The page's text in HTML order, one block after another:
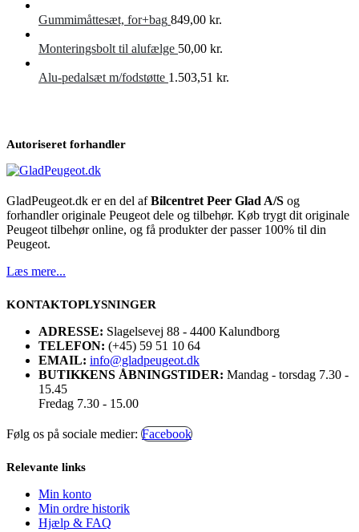
Gummimåttesæt, for+bag 849,00 kr.
Monteringsbolt til alufælge 50,00 kr.
Alu-pedalsæt m/fodstøtte 1.503,51 kr.
Autoriseret forhandler
GladPeugeot.dk er en del afBilcentret Peer Glad A/S og
forhandler originale Peugeot dele og tilbehør. Køb trygt dit originale
Peugeot tilbehør online, og få produkter der passer 100% til din
Peugeot.
Læs mere...
KONTAKTOPLYSNINGER
ADRESSE: Slagelsevej 88 - 4400 Kalundborg
TELEFON: (+45) 59 51 10 64
EMAIL: info@gladpeugeot.dk
BUTIKKENS ÅBNINGSTIDER: Mandag - torsdag 7.30 -
15.45
Fredag 7.30 - 15.00
Følg os på sociale medier: Facebook
Relevante links
Min konto
Min ordre historik
Hjælp & FAQ